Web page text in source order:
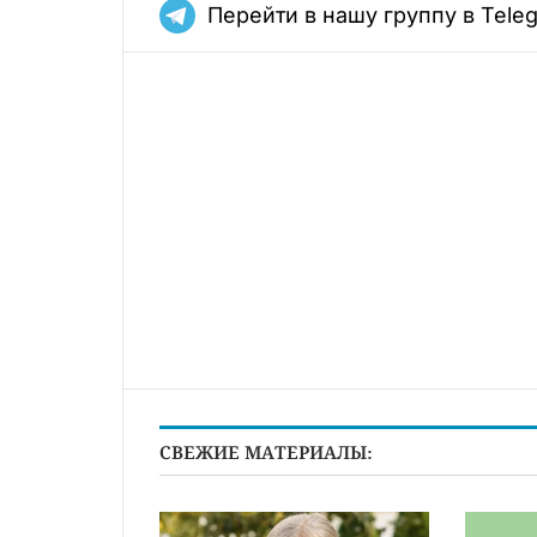
Перейти в нашу группу в
СВЕЖИЕ МАТЕРИАЛЫ: